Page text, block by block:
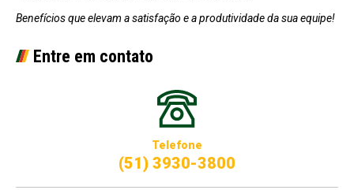
Benefícios que elevam a satisfação e a produtividade da sua equipe!
Entre em contato
Telefone
(51) 3930-3800